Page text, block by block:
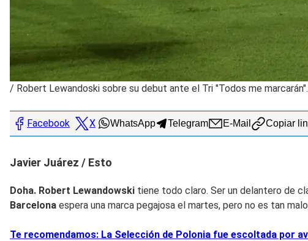
/ Robert Lewandoski sobre su debut ante el Tri "Todos me
Facebook X WhatsApp Telegram E-Mail Copiar
Javier Juárez / Esto
Doha. Robert Lewandowski tiene todo claro. Ser un delantero de
Barcelona espera una marca pegajosa el martes, pero no es tan
Te recomendamos: La Selección de Polonia fue escoltada por